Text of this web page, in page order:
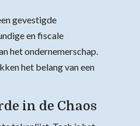
gevestigde
en fiscale
het ondernemerschap.
het belang van een
in de Chaos